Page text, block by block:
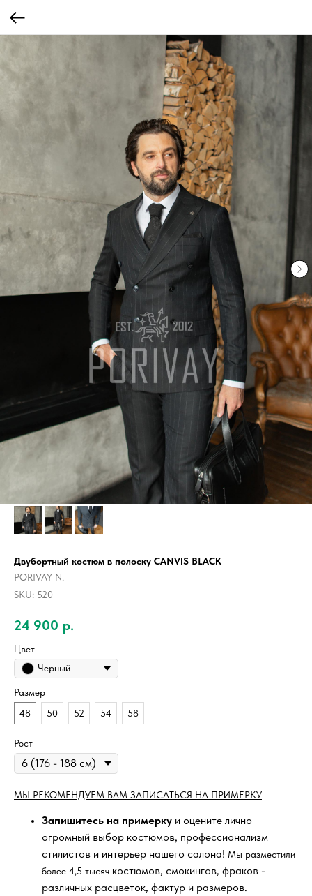
Двубортный костюм в полоску CANVIS BLACK
PORIVAY N.
SKU: 520
24 900 р.
Цвет
Черный
Размер
48
50 52 54 58
Рост
МЫ РЕКОМЕНДУЕМ ВАМ ЗАПИСАТЬСЯ НА ПРИМЕРКУ
Запишитесь на примерку и оцените лично
огромный выбор костюмов, профессионализм
стилистов и интерьер нашего салона! Мы разместили
более 4,5 тысяч костюмов, смокингов, фраков -
различных расцветок, фактур и размеров.